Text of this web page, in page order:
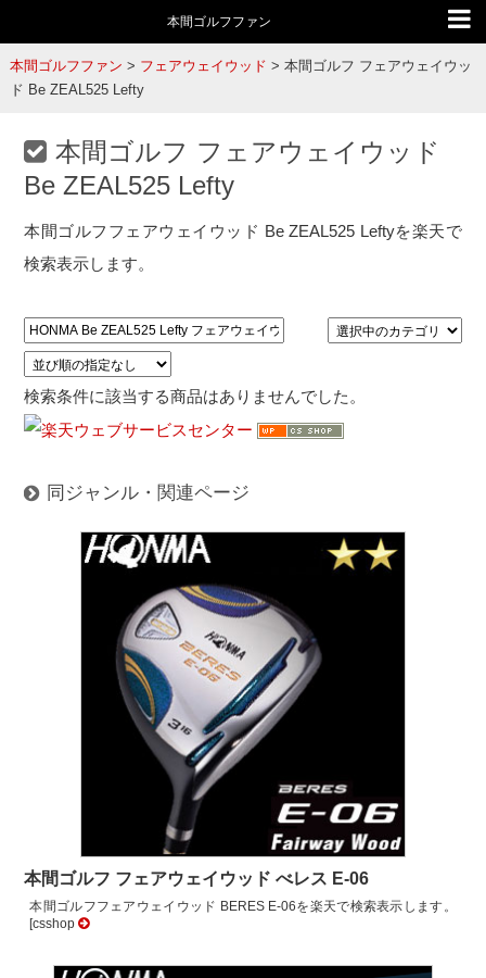
本間ゴルフファン
本間ゴルフファン > フェアウェイウッド > 本間ゴルフ フェアウェイウッ
ド Be ZEAL525 Lefty
本間ゴルフ フェアウェイウッド
Be ZEAL525 Lefty
本間ゴルフフェアウェイウッド Be ZEAL525 Leftyを楽天で
検索表示します。
検索条件に該当する商品はありませんでした。
同ジャンル・関連ページ
本間ゴルフ フェアウェイウッド べレス E-06
本間ゴルフフェアウェイウッド BERES E-06を楽天で検索表示します。
[csshop